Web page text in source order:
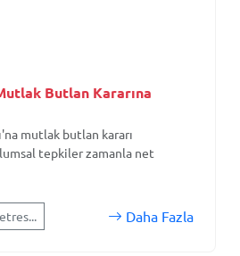
Butlan Kararına
mutlak butlan kararı
tepkiler zamanla net
Daha Fazla